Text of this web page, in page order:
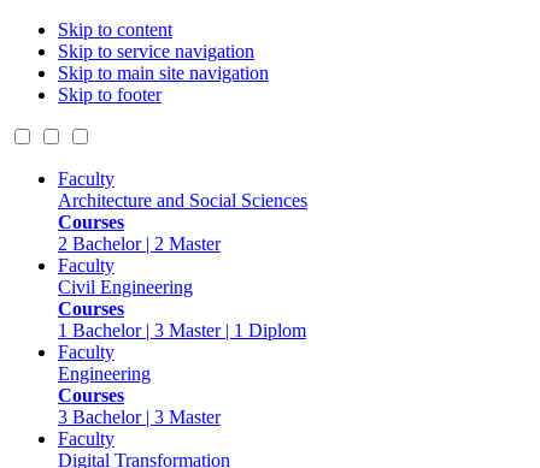
Skip to content
Skip to service navigation
Skip to main site navigation
Skip to footer
Faculty
Architecture and Social Sciences
Courses
2 Bachelor | 2 Master
Faculty
Civil Engineering
Courses
1 Bachelor | 3 Master | 1 Diplom
Faculty
Engineering
Courses
3 Bachelor | 3 Master
Faculty
Digital Transformation